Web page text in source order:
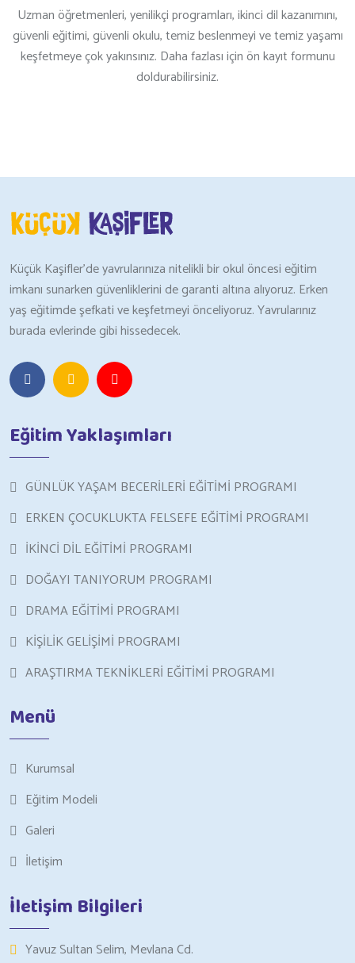
Uzman öğretmenleri, yenilikçi programları, ikinci dil kazanımını,
güvenli eğitimi, güvenli okulu, temiz beslenmeyi ve temiz yaşamı
keşfetmeye çok yakınsınız. Daha fazlası için ön kayıt formunu
doldurabilirsiniz.
Küçük Kaşifler’de yavrularınıza nitelikli bir okul öncesi eğitim
imkanı sunarken güvenliklerini de garanti altına alıyoruz. Erken
yaş eğitimde şefkati ve keşfetmeyi önceliyoruz. Yavrularınız
burada evlerinde gibi hissedecek.
Eğitim Yaklaşımları
GÜNLÜK YAŞAM BECERİLERİ EĞİTİMİ PROGRAMI
ERKEN ÇOCUKLUKTA FELSEFE EĞİTİMİ PROGRAMI
İKİNCİ DİL EĞİTİMİ PROGRAMI
DOĞAYI TANIYORUM PROGRAMI
DRAMA EĞİTİMİ PROGRAMI
KİŞİLİK GELİŞİMİ PROGRAMI
ARAŞTIRMA TEKNİKLERİ EĞİTİMİ PROGRAMI
Menü
Kurumsal
Eğitim Modeli
Galeri
İletişim
İletişim Bilgileri
Yavuz Sultan Selim, Mevlana Cd.